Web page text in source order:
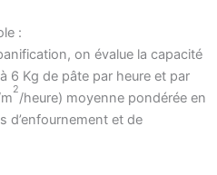
:
on éva­lue la capa­ci­té
6 Kg de pâte par heure et par
2
/heure) moyenne pon­dé­rée en
d’en­four­ne­ment et de